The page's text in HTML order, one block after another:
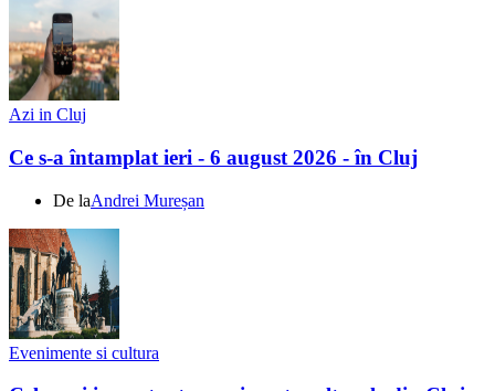
Azi in Cluj
Ce s-a întamplat ieri - 6 august 2026 - în Cluj
De laAndrei Mureșan
Evenimente si cultura